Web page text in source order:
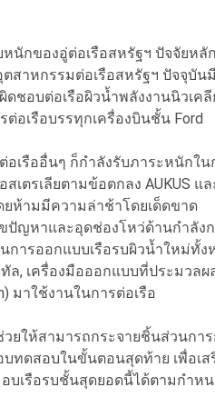
นักของอู่ต่อเรือสหรัฐฯ ปัจจัยหลั
สาหกรรมต่อเรือสหรัฐฯ ปัจจุบันมี
ดชอบต่อเรือผิวน้ำพลังงานนิวเ
ต่อเรือบรรทุกเครื่องบินชั้น Ford
เรืออื่นๆ ก็กำลังรับภาระหนักใน
สเตรเลียตามข้อตกลง AUKUS
ยห้ามมีความล่าช้าโดยเด็ดขาด
ปัญหาและอุดช่องโหว่ด้านกำลัง
การออกแบบเรือรบผิวน้ำใหม่ทั้
ล, เครื่องมือออกแบบที่ประมวลผ
มาใช้งานในการต่อเรือ
ยให้สามารถกระจายชิ้นส่วนกา
ทดสอบในขั้นตอนสุดท้าย เพื่อเ
บเรือรบชั้นสุดยอดนี้ได้ตามกำห